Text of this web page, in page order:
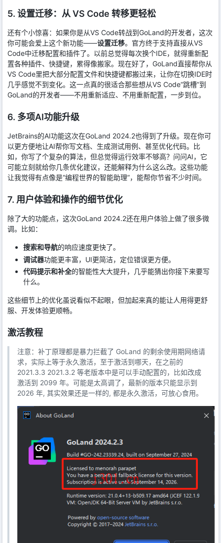
5. 设置迁移：从 VS Code 转移更轻松
还有个小惊喜：如果你是从VS Code转战到GoLand的开发者，这次
你可能会爱上这个新功能——设置迁移。官方终于支持直接从VS
Code中迁移配置和插件了。以前总觉得每次换个IDE，就得重新配
置各种插件、快捷键，累得像搬家。现在好了，GoLand直接帮你从
VS Code里把大部分配置文件和快捷键都搬过来，让你在切换IDE时
几乎感觉不到变化。这一点真的很适合那些想从VS Code“跳槽”到
GoLand的开发者——不用重新适应、不用重新配置，一步到位。
6. 多项AI功能升级
JetBrains的AI功能这次在GoLand 2024.2也得到了升级。现在你可
以更方便地让AI帮你写文档、生成测试用例、甚至优化代码。比
如，你写了个复杂的算法，但总觉得运行效率不够高？问问AI，它
可能立刻就给你几条优化建议，还能解释为什么这么改。这些功能
让我觉得有点像是“编程世界的智能助理”，能帮你节省不少时间。
7. 用户体验和操作的细节优化
除了大的功能点，这次GoLand 2024.2还在用户体验上做了很多微
调。比如：
搜索和导航的响应速度更快了。
调试器功能更丰富，UI更简洁，定位错误更方便。
代码提示和补全的智能性大大提升，几乎能猜出你接下来要写
什么。
这些细节上的优化虽说看似不起眼，但加起来真的能让人用得更舒
服、开发体验更顺畅。
激活教程
注意：补丁原理都是暴力拦截了 GoLand 的剩余使用期网络请
求，实际上等于永久激活，至于激活到哪天，在之前的
2021.3.3 2021.3.2 等老版本中是可以手动配置的，比如改成
激活到 2099 年。可能是太高调了，最新的版本只能显示到
2026 年, 其实效果还是一样的, 都是永久激活，可放心食用。